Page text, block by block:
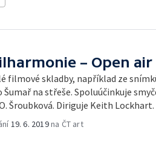
– Open air
filmové skladby, například ze
Šumař na střeše. Spoluúčinkuje
Šroubková. Diriguje Keith Lockhart.
19. 6. 2019na ČT art